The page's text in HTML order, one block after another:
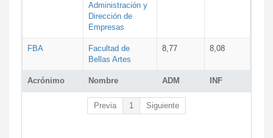
Acrónimo Nombre ADM INF
Administración y
Dirección de
Empresas
FBA
Facultad de
Bellas Artes
8,77 8,08
Previa 1 Siguiente